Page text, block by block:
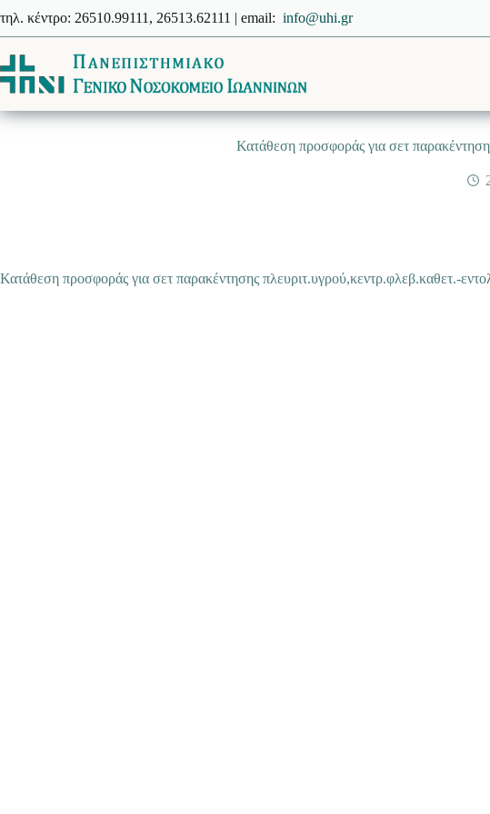
στο
περιεχόμενο
τηλ. κέντρο: 26510.99111, 26513.62111 | email: info@uhi.gr
Κατάθεση προσφοράς για σετ
Κατάθεση προσφοράς για σετ παρακέντησης πλευριτ.υγρού,κεντρ.φλεβ.καθετ.-